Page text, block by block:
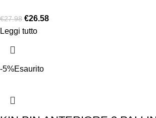
€27.98 €26.58
Leggi tutto
-5%Esaurito